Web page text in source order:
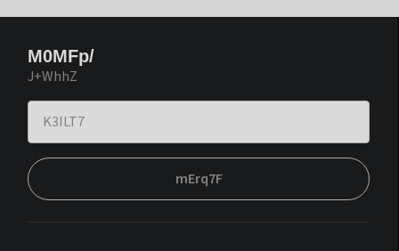
M0MFp/
J+WhhZ
mErq7F